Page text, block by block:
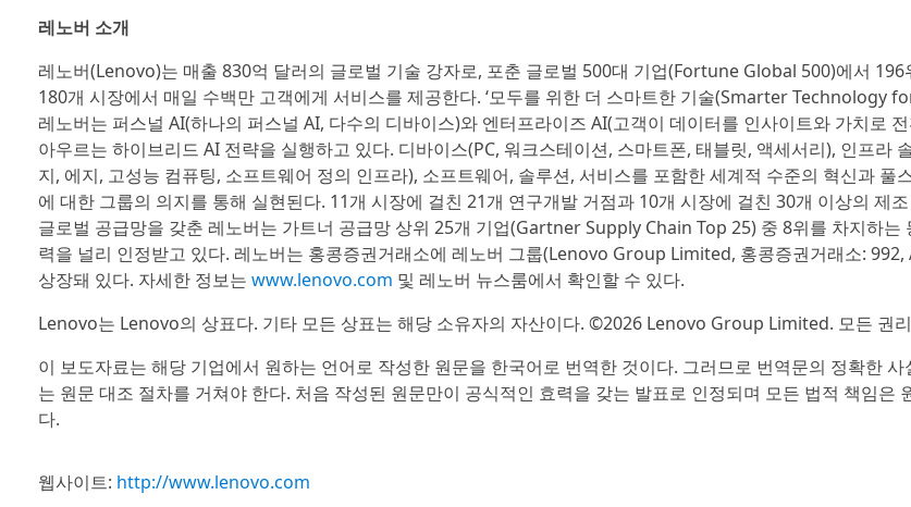
레노버 소개
레노버(Lenovo)는 매출 830억 달러의 글로벌 기술 강자로, 포춘 글로벌 500대 기업(Fortune Global 500)에서 196
180개 시장에서 매일 수백만 고객에게 서비스를 제공한다. ‘모두를 위한 더 스마트한 기술(Smarter Technology
레노버는 퍼스널 AI(하나의 퍼스널 AI, 다수의 디바이스)와 엔터프라이즈 AI(고객이 데이터를 인사이트와 가치로
아우르는 하이브리드 AI 전략을 실행하고 있다. 디바이스(PC, 워크스테이션, 스마트폰, 태블릿, 액세서리), 인프라
지, 에지, 고성능 컴퓨팅, 소프트웨어 정의 인프라), 소프트웨어, 솔루션, 서비스를 포함한 세계적 수준의 혁신과 풀
에 대한 그룹의 의지를 통해 실현된다. 11개 시장에 걸친 21개 연구개발 거점과 10개 시장에 걸친 30개 이상의 제
글로벌 공급망을 갖춘 레노버는 가트너 공급망 상위 25개 기업(Gartner Supply Chain Top 25) 중 8위를 차지하는
력을 널리 인정받고 있다. 레노버는 홍콩증권거래소에 레노버 그룹(Lenovo Group Limited, 홍콩증권거래소: 992,
상장돼 있다. 자세한 정보는 www.lenovo.com 및 레노버 뉴스룸에서 확인할 수 있다.
Lenovo는 Lenovo의 상표다. 기타 모든 상표는 해당 소유자의 자산이다. ©2026 Lenovo Group Limited. 모든 권
이 보도자료는 해당 기업에서 원하는 언어로 작성한 원문을 한국어로 번역한 것이다. 그러므로 번역문의 정확한 사
는 원문 대조 절차를 거쳐야 한다. 처음 작성된 원문만이 공식적인 효력을 갖는 발표로 인정되며 모든 법적 책임은
다.
웹사이트: http://www.lenovo.com